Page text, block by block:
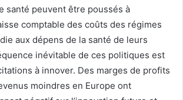
santé peuvent être poussés à
comptable des coûts des régimes
aux dépens de la santé de leurs
inévitable de ces politiques est
à innover. Des marges de profits
moindres en Europe ont